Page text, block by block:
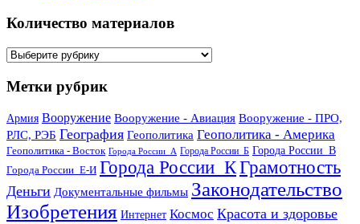
Количество материалов
Количество
Метки рубрик
Армия Вооружение Вооружение - Авиация Вооружение - ПРО,
РЛС, РЭБ География Геополитика Геополитика - Америка
Геополитика - Восток Города России_А Города России_Б Города России_В
Города России_Е-И Города России_КГрамотность
Деньги Документальные фильмы Законодательство
Изобретения Интернет Космос Красота и здоровье